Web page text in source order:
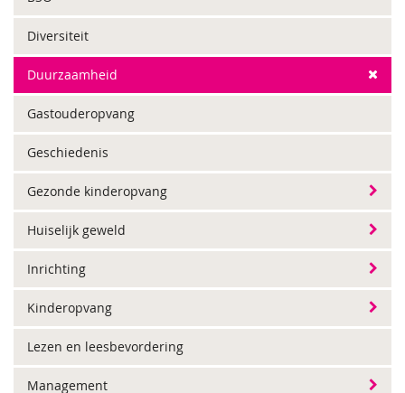
Diversiteit
Duurzaamheid
Gastouderopvang
Geschiedenis
Gezonde kinderopvang
Huiselijk geweld
Inrichting
Kinderopvang
Lezen en leesbevordering
Management